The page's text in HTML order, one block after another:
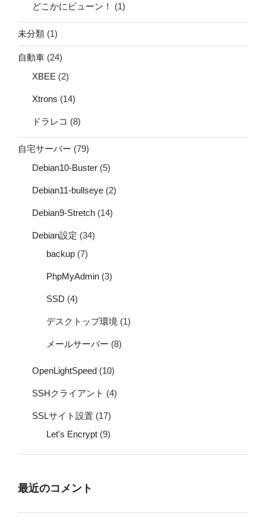
どこかにビューン！ (1)
未分類 (1)
自動車 (24)
XBEE (2)
Xtrons (14)
ドラレコ (8)
自宅サーバー (79)
Debian10-Buster (5)
Debian11-bullseye (2)
Debian9-Stretch (14)
Debian設定 (34)
backup (7)
PhpMyAdmin (3)
SSD (4)
デスクトップ環境 (1)
メールサーバー (8)
OpenLightSpeed (10)
SSHクライアント (4)
SSLサイト設置 (17)
Let's Encrypt (9)
最近のコメント